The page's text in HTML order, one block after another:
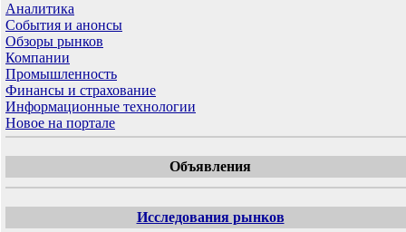
Аналитика
События и анонсы
Обзоры рынков
Компании
Промышленность
Финансы и страхование
Информационные технологии
Новое на портале
Объявления
Исследования рынков